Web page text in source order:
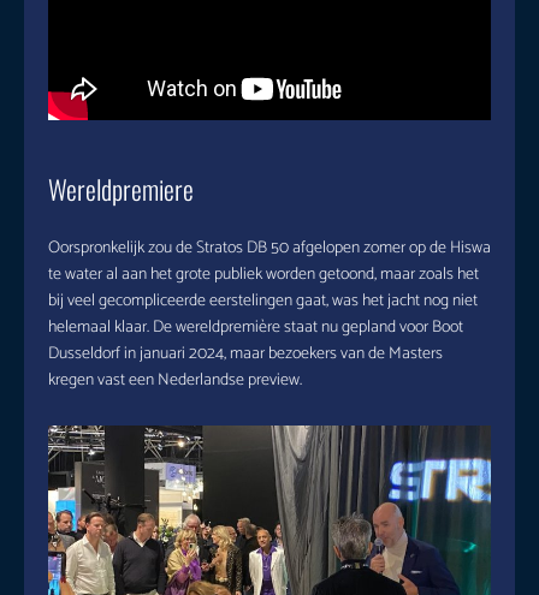
Wereldpremiere
Oorspronkelijk zou de Stratos DB 50 afgelopen zomer op de Hiswa
te water al aan het grote publiek worden getoond, maar zoals het
bij veel gecompliceerde eerstelingen gaat, was het jacht nog niet
helemaal klaar. De wereldpremière staat nu gepland voor Boot
Dusseldorf in januari 2024, maar bezoekers van de Masters
kregen vast een Nederlandse preview.